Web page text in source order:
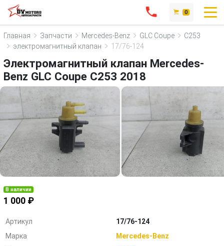
0
Главная Запчасти Mercedes-Benz GLC Coupe
C253
электромагнитный клапан
17/76-124
Электромагнитный клапан Mercedes-
Benz GLC Coupe C253 2018
В наличии
1 000 ₽
Артикул
17/76-124
Марка
Mercedes-Benz